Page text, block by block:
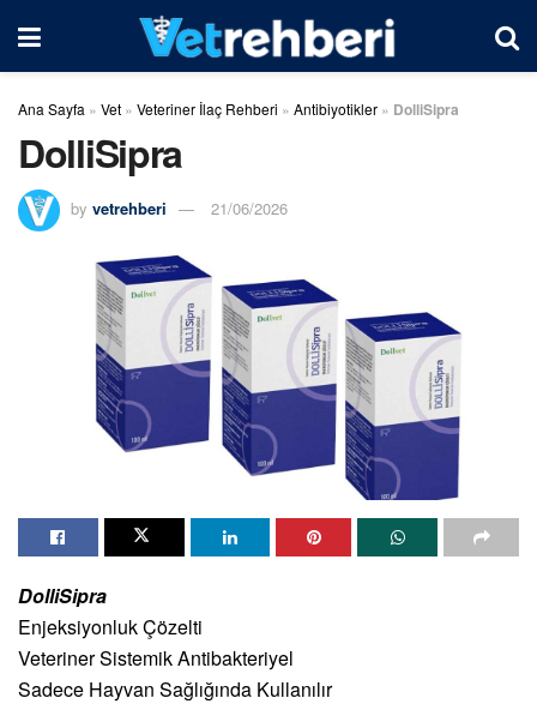
Ana Sayfa » Vet » Veteriner İlaç Rehberi » Antibiyotikler » DolliSipra
DolliSipra
by vetrehberi 21/06/2026
DolliSipra
Enjeksiyonluk Çözelti
Veteriner Sistemik Antibakteriyel
Sadece Hayvan Sağlığında Kullanılır